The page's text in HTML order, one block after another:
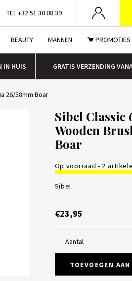
TEL +32 51 30 08 39
BEAUTY MANNEN PROMOTIES
IN HUIS GRATIS VERZENDING
26/58mm Boar
Sibel Classic
Wooden
Boar
Op voorraad - 2
Sibel
€23,95
Aantal
TOEVOEGEN